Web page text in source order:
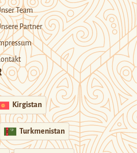
Team
Partner
Kirgistan
Turkmenistan